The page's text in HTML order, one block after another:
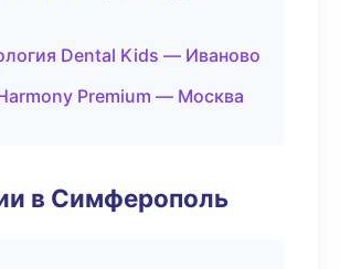
Dental Kids — Иваново
Premium — Москва
в Симферополь